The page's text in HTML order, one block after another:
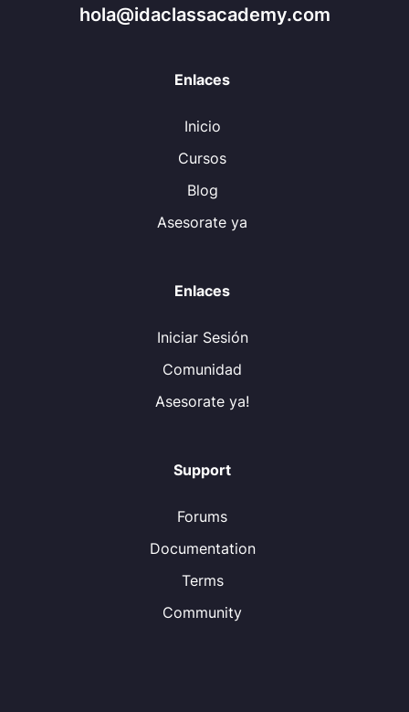
hola@idaclassacademy.com
Enlaces
Inicio
Cursos
Blog
Asesorate ya
Enlaces
Iniciar Sesión
Comunidad
Asesorate ya!
Support
Forums
Documentation
Terms
Community